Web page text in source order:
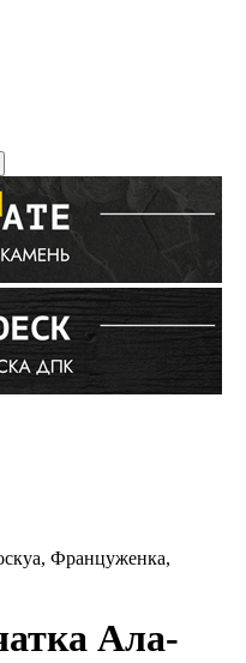
Француженка,
Ала-